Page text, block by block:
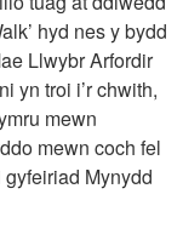
hyd nes y bydd
Llwybr Arfordir
yn troi i’r chwith,
mewn
mewn coch fel
Mynydd